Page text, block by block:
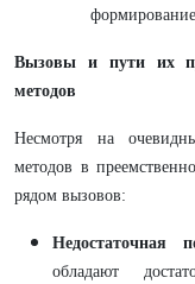
Вызовы и пути их
методов
Несмотря на
методов в
рядом вызовов:
Недостаточная
обладают